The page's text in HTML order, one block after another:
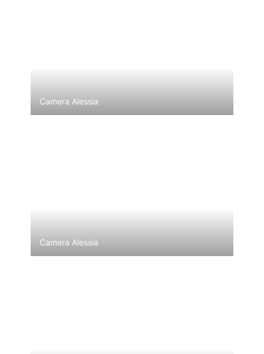
Camera Alessia
Camera Alessia